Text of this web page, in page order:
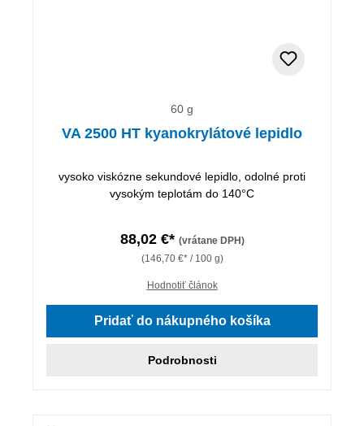
60 g
VA 2500 HT kyanokrylátové lepidlo
vysoko viskózne sekundové lepidlo, odolné proti
vysokým teplotám do 140°C
88,02 €* (vrátane DPH)
(146,70 €* / 100 g)
Hodnotiť článok
Pridať do nákupného košíka
Podrobnosti